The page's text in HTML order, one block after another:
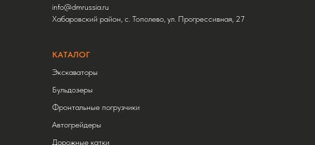
Экскаваторы
Бульдозеры
Фронтальные погрузчики
Автогрейдеры
Дорожные катки
КАТАЛОГ
info@dmrussia.ru
Хабаровский район, с. Тополево, ул. Прогрессивная, 27